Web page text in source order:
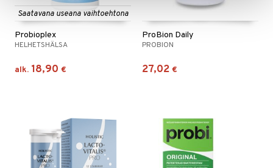
Saatavana useana vaihtoehtona
Probioplex
HELHETSHÄLSA
alk. 18,90 €
ProBion Daily
PROBION
27,02 €